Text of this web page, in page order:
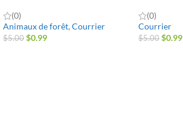
(0)
Animaux de forêt, Courrier
$5.00 $0.99
(0)
Courrier
$5.00 $0.99